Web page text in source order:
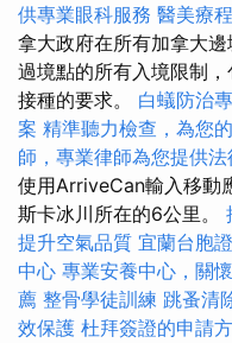
供專業眼科服務 醫美療
拿大政府在所有加拿大
過境點的所有入境限制
接種的要求。 白蟻防治
案 精準聽力檢查，為您
師，專業律師為您提供法
使用ArriveCan輸入移動
斯卡冰川所在的6公里。
提升空氣品質 宜蘭台胞
中心 專業安養中心，關
薦 整骨學徒訓練 跳蚤清
效保護 杜拜簽證的申請